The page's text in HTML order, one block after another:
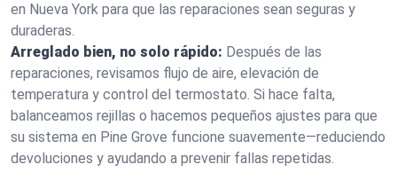
en Nueva York para que las reparaciones sean seguras y
duraderas.
Arreglado bien, no solo rápido: Después de las
reparaciones, revisamos flujo de aire, elevación de
temperatura y control del termostato. Si hace falta,
balanceamos rejillas o hacemos pequeños ajustes para que
su sistema en Pine Grove funcione suavemente—reduciendo
devoluciones y ayudando a prevenir fallas repetidas.